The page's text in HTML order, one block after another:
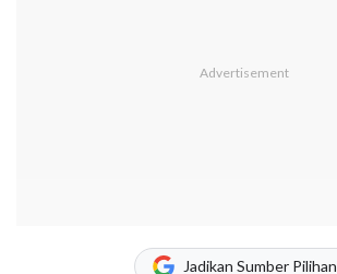
Jadikan Sumber Pilihan